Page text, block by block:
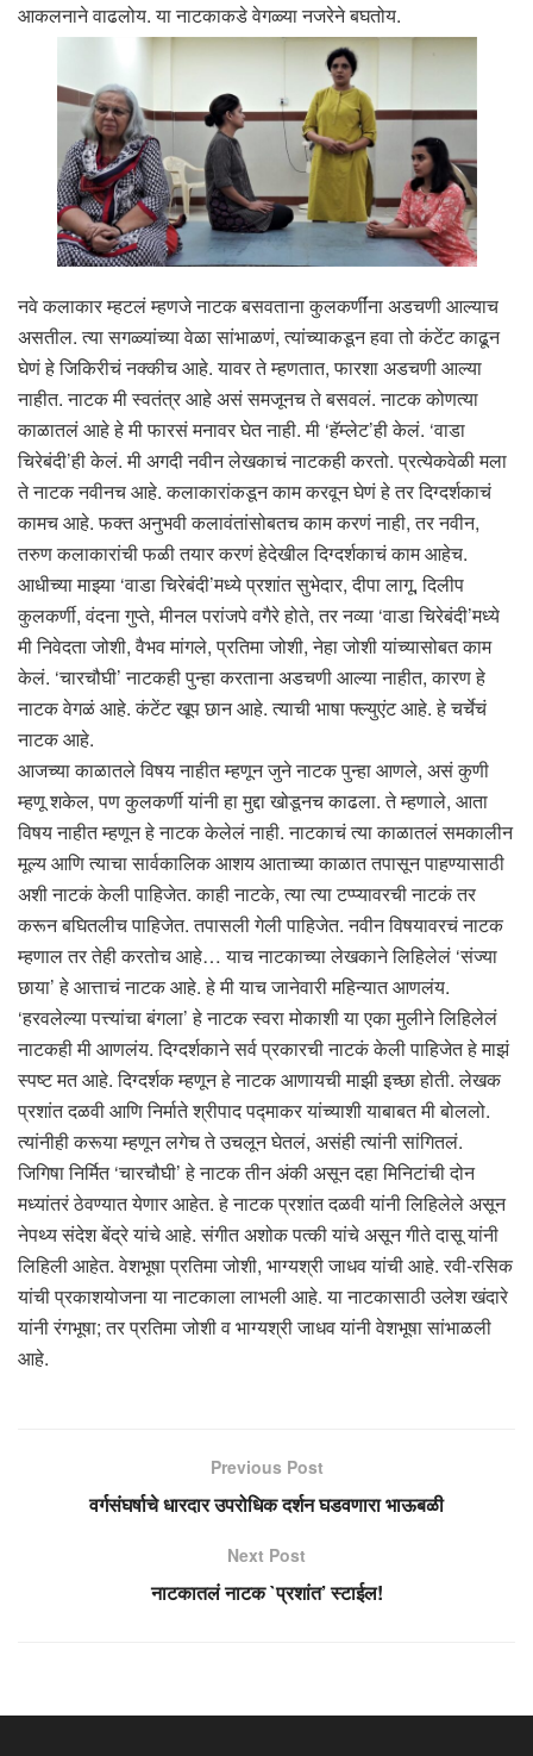
आकलनाने वाढलोय. या नाटकाकडे वेगळ्या नजरेने बघतोय.
नवे कलाकार म्हटलं म्हणजे नाटक बसवताना कुलकर्णींना अडचणी आल्याच
असतील. त्या सगळ्यांच्या वेळा सांभाळणं, त्यांच्याकडून हवा तो कंटेंट काढून
घेणं हे जिकिरीचं नक्कीच आहे. यावर ते म्हणतात, फारशा अडचणी आल्या
नाहीत. नाटक मी स्वतंत्र आहे असं समजूनच ते बसवलं. नाटक कोणत्या
काळातलं आहे हे मी फारसं मनावर घेत नाही. मी ‘हॅम्लेट’ही केलं. ‘वाडा
चिरेबंदी’ही केलं. मी अगदी नवीन लेखकाचं नाटकही करतो. प्रत्येकवेळी मला
ते नाटक नवीनच आहे. कलाकारांकडून काम करवून घेणं हे तर दिग्दर्शकाचं
कामच आहे. फक्त अनुभवी कलावंतांसोबतच काम करणं नाही, तर नवीन,
तरुण कलाकारांची फळी तयार करणं हेदेखील दिग्दर्शकाचं काम आहेच.
आधीच्या माझ्या ‘वाडा चिरेबंदी’मध्ये प्रशांत सुभेदार, दीपा लागू, दिलीप
कुलकर्णी, वंदना गुप्ते, मीनल परांजपे वगैरे होते, तर नव्या ‘वाडा चिरेबंदी’मध्ये
मी निवेदता जोशी, वैभव मांगले, प्रतिमा जोशी, नेहा जोशी यांच्यासोबत काम
केलं. ‘चारचौघी’ नाटकही पुन्हा करताना अडचणी आल्या नाहीत, कारण हे
नाटक वेगळं आहे. कंटेंट खूप छान आहे. त्याची भाषा फ्ल्युएंट आहे. हे चर्चेचं
नाटक आहे.
आजच्या काळातले विषय नाहीत म्हणून जुने नाटक पुन्हा आणले, असं कुणी
म्हणू शकेल, पण कुलकर्णी यांनी हा मुद्दा खोडूनच काढला. ते म्हणाले, आता
विषय नाहीत म्हणून हे नाटक केलेलं नाही. नाटकाचं त्या काळातलं समकालीन
मूल्य आणि त्याचा सार्वकालिक आशय आताच्या काळात तपासून पाहण्यासाठी
अशी नाटकं केली पाहिजेत. काही नाटके, त्या त्या टप्प्यावरची नाटकं तर
करून बघितलीच पाहिजेत. तपासली गेली पाहिजेत. नवीन विषयावरचं नाटक
म्हणाल तर तेही करतोच आहे… याच नाटकाच्या लेखकाने लिहिलेलं ‘संज्या
छाया’ हे आत्ताचं नाटक आहे. हे मी याच जानेवारी महिन्यात आणलंय.
‘हरवलेल्या पत्त्यांचा बंगला’ हे नाटक स्वरा मोकाशी या एका मुलीने लिहिलेलं
नाटकही मी आणलंय. दिग्दर्शकाने सर्व प्रकारची नाटकं केली पाहिजेत हे माझं
स्पष्ट मत आहे. दिग्दर्शक म्हणून हे नाटक आणायची माझी इच्छा होती. लेखक
प्रशांत दळवी आणि निर्माते श्रीपाद पद्माकर यांच्याशी याबाबत मी बोललो.
त्यांनीही करूया म्हणून लगेच ते उचलून घेतलं, असंही त्यांनी सांगितलं.
जिगिषा निर्मित ‘चारचौघी’ हे नाटक तीन अंकी असून दहा मिनिटांची दोन
मध्यांतरं ठेवण्यात येणार आहेत. हे नाटक प्रशांत दळवी यांनी लिहिलेले असून
नेपथ्य संदेश बेंद्रे यांचे आहे. संगीत अशोक पत्की यांचे असून गीते दासू यांनी
लिहिली आहेत. वेशभूषा प्रतिमा जोशी, भाग्यश्री जाधव यांची आहे. रवी-रसिक
यांची प्रकाशयोजना या नाटकाला लाभली आहे. या नाटकासाठी उलेश खंदारे
यांनी रंगभूषा; तर प्रतिमा जोशी व भाग्यश्री जाधव यांनी वेशभूषा सांभाळली
आहे.
Previous Post
वर्गसंघर्षाचे धारदार उपरोधिक दर्शन घडवणारा भाऊबळी
Next Post
नाटकातलं नाटक `प्रशांत’ स्टाईल!